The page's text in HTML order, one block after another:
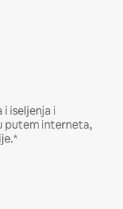
iseljenja i
putem interneta,